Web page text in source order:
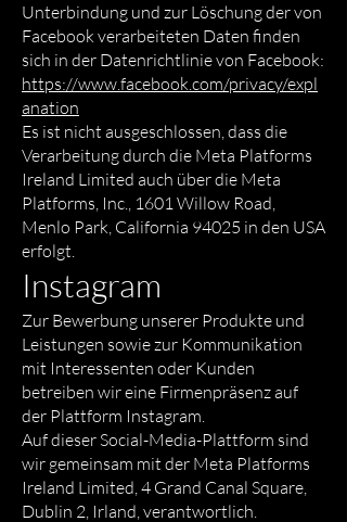
Unterbindung und zur Löschung der von
Facebook verarbeiteten Daten finden
sich in der Datenrichtlinie von Facebook:
https://www.facebook.com/privacy/expl
anation
Es ist nicht ausgeschlossen, dass die
Verarbeitung durch die Meta Platforms
Ireland Limited auch über die Meta
Platforms, Inc., 1601 Willow Road,
Menlo Park, California 94025 in den USA
erfolgt.
Instagram
Zur Bewerbung unserer Produkte und
Leistungen sowie zur Kommunikation
mit Interessenten oder Kunden
betreiben wir eine Firmenpräsenz auf
der Plattform Instagram.
Auf dieser Social-Media-Plattform sind
wir gemeinsam mit der Meta Platforms
Ireland Limited, 4 Grand Canal Square,
Dublin 2, Irland, verantwortlich.